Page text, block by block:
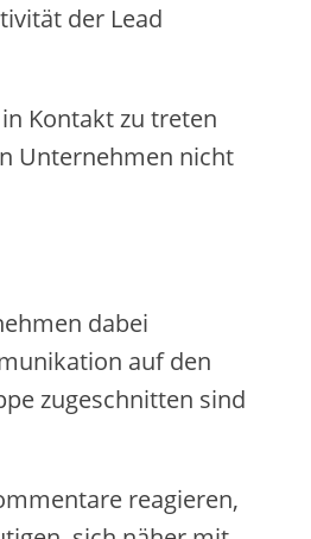
der Lead
Kontakt zu treten
Unternehmen nicht
dabei
auf den
zugeschnitten sind
reagieren,